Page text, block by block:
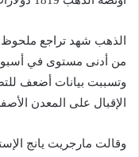
الذهب شهد تراجع ملحوظ
من أدنى مستوى في
وتسببت بيانات أضعف
الإقبال على المعدن
وقالت مارجريت يانج